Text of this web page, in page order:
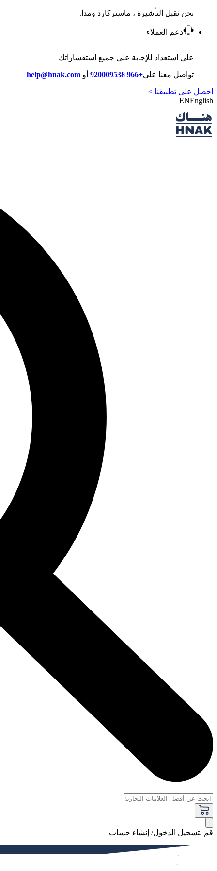
نحن نقبل التأشيرة ، ماستركارد ومدا.
دعم العملاء
على استعداد للإجابة على جميع استفساراتك
تواصل معنا على+966 920009538 أو help@hnak.com
احصل على تطبيقنا >
ENEnglish
قم بتسجيل الدخول/ إنشاء حساب
فاخر
النساء
الرجال